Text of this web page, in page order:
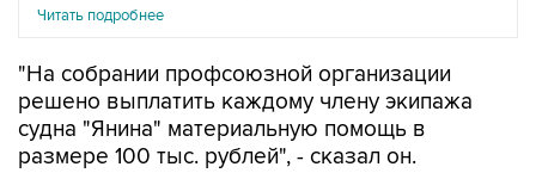
Читать подробнее
"На собрании профсоюзной организации
решено выплатить каждому члену экипажа
судна "Янина" материальную помощь в
размере 100 тыс. рублей", - сказал он.